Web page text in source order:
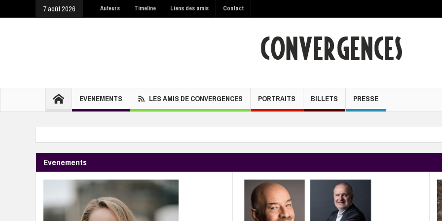
7 août 2026 Auteurs Timeline Liens des amis Contact
EVENEMENTS LES AMIS DE CONVERGENCES PORTRAITS BILLETS PRESSE
Evenements